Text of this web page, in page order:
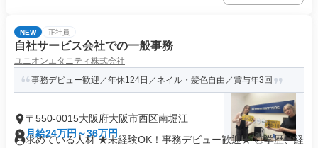
NEW 正社員
自社サービス会社での一般事務
ユニオンエタニティ株式会社
事務デビュー歓迎／年休124日／ネイル・髪色自由／賞与年3回
〒550-0015大阪府大阪市西区南堀江
月給24万円～36万円
求めている人材 ★未経験OK！事務デビュー歓迎★ ◎学歴、経